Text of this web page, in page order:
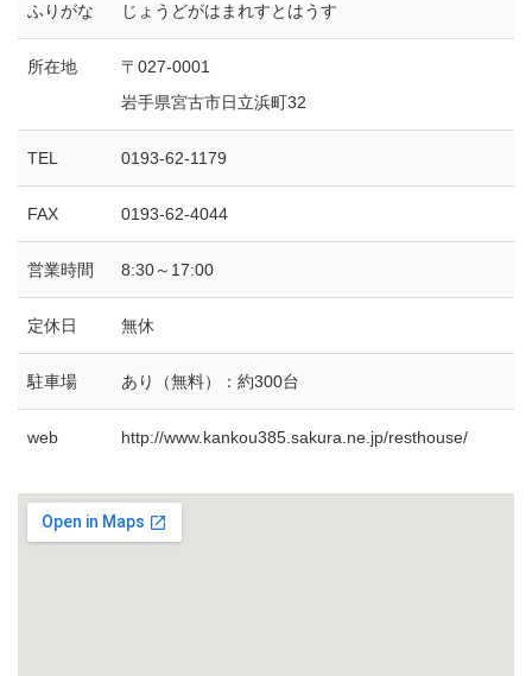
ふりがな じょうどがはまれすとはうす
所在地
〒027-0001
岩手県宮古市日立浜町32
TEL 0193-62-1179
FAX 0193-62-4044
営業時間 8:30～17:00
定休日 無休
駐車場 あり（無料）：約300台
web http://www.kankou385.sakura.ne.jp/resthouse/